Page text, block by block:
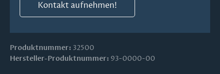
Kontakt aufnehmen!
Produktnummer: 32500
Hersteller-Produktnummer: 93-0000-00